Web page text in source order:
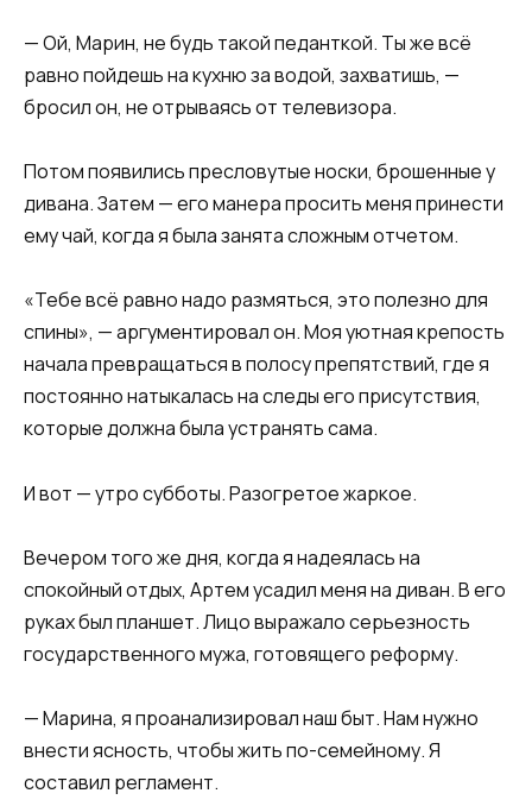
— Ой, Марин, не будь такой педанткой. Ты же всё
равно пойдешь на кухню за водой, захватишь, —
бросил он, не отрываясь от телевизора.
Потом появились пресловутые носки, брошенные у
дивана. Затем — его манера просить меня принести
ему чай, когда я была занята сложным отчетом.
«Тебе всё равно надо размяться, это полезно для
спины», — аргументировал он. Моя уютная крепость
начала превращаться в полосу препятствий, где я
постоянно натыкалась на следы его присутствия,
которые должна была устранять сама.
И вот — утро субботы. Разогретое жаркое.
Вечером того же дня, когда я надеялась на
спокойный отдых, Артем усадил меня на диван. В его
руках был планшет. Лицо выражало серьезность
государственного мужа, готовящего реформу.
— Марина, я проанализировал наш быт. Нам нужно
внести ясность, чтобы жить по-семейному. Я
составил регламент.